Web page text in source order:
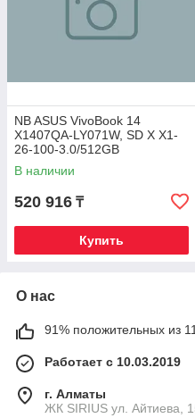
NB ASUS VivoBook 14
X1407QA-LY071W, SD X X1-
26-100-3.0/512GB
SSD/16GB/14" WUXGA,
WIN11
В наличии
520 916 ₸
Купить
О нас
91% положительных из
Работает с 10.03.2019
г. Алматы
​ЖК SIRIUS​ ул. Айтиева,